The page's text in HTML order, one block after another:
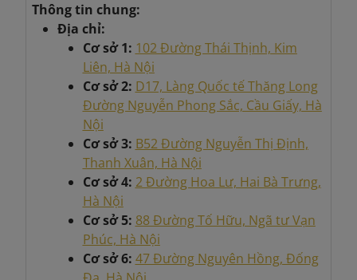
Thông tin chung:
Địa chỉ:
Cơ sở 1: 102 Đường Thái Thịnh, Kim
Liên, Hà Nội
Cơ sở 2: D17, Làng Quốc tế Thăng Long
Đường Nguyễn Phong Sắc, Cầu Giấy, Hà
Nội
Cơ sở 3: B52 Đường Nguyễn Thị Định,
Thanh Xuân, Hà Nội
Cơ sở 4: 2 Đường Hoa Lư, Hai Bà Trưng,
Hà Nội
Cơ sở 5: 88 Đường Tố Hữu, Ngã tư Vạn
Phúc, Hà Nội
Cơ sở 6: 47 Đường Nguyên Hồng, Đống